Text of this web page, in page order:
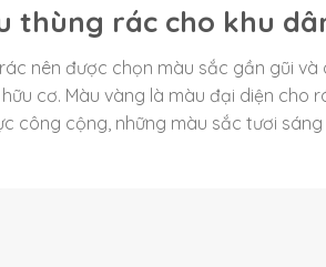
thùng rác cho khu
nên được chọn màu sắc gần gũi
cơ. Màu vàng là màu đại diện cho
công cộng, những màu sắc tươi